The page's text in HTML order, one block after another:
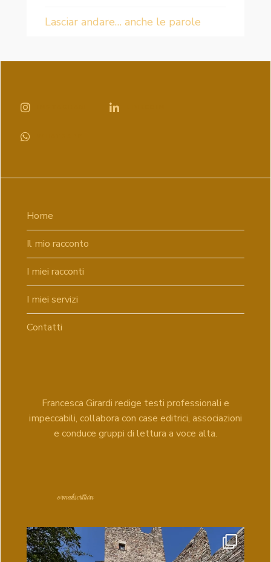
Lasciar andare… anche le parole
Home
Il mio racconto
I miei racconti
I miei servizi
Contatti
Francesca Girardi redige testi professionali e
impeccabili, collabora con case editrici, associazioni
e conduce gruppi di lettura a voce alta.
ormediscrittura